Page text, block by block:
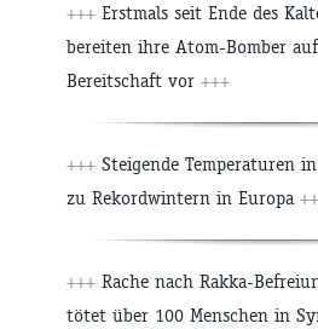
+++ Erstmals seit Ende des
bereiten ihre Atom-Bomber
Bereitschaft vor +++
+++ Steigende Temperaturen
zu Rekordwintern in Europa
+++ Rache nach Rakka-
tötet über 100 Menschen in